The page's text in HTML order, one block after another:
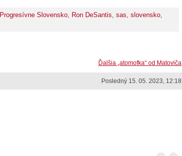
Progresívne Slovensko, Ron DeSantis, sas, slovensko,
Ďalšia „atomofka“ od Matoviča
Posledný 15. 05. 2023, 12:18